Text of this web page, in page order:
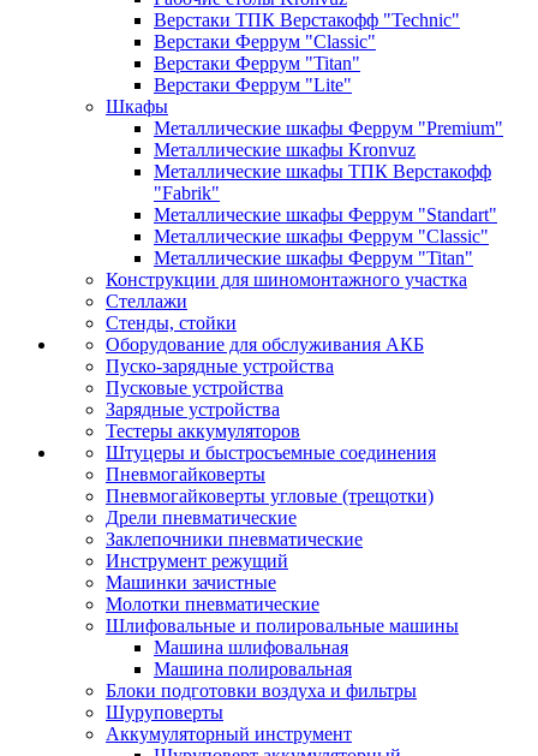
Верстаки ТПК Верстакофф "Technic"
Верстаки Феррум "Classic"
Верстаки Феррум "Titan"
Верстаки Феррум "Lite"
Шкафы
Металлические шкафы Феррум "Premium"
Металлические шкафы Kronvuz
Металлические шкафы ТПК Верстакофф
"Fabrik"
Металлические шкафы Феррум "Standart"
Металлические шкафы Феррум "Classic"
Металлические шкафы Феррум "Titan"
Конструкции для шиномонтажного участка
Стеллажи
Стенды, стойки
Оборудование для обслуживания АКБ
Пуско-зарядные устройства
Пусковые устройства
Зарядные устройства
Тестеры аккумуляторов
Штуцеры и быстросъемные соединения
Пневмогайковерты
Пневмогайковерты угловые (трещотки)
Дрели пневматические
Заклепочники пневматические
Инструмент режущий
Машинки зачистные
Молотки пневматические
Шлифовальные и полировальные машины
Машина шлифовальная
Машина полировальная
Блоки подготовки воздуха и фильтры
Шуруповерты
Аккумуляторный инструмент